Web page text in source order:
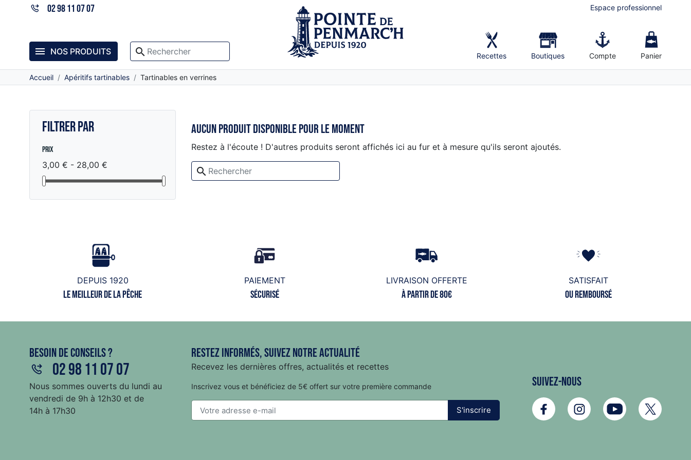
02 98 11 07 07 Espace professionnel
 NOS PRODUITS search Recettes Boutiques Compte Panier
Accueil Apéritifs tartinables Tartinables en verrines
FILTRER PAR
Prix
3,00 € - 28,00 €
Aucun produit disponible pour le moment
Restez à l'écoute ! D'autres produits seront affichés ici au fur et à mesure qu'ils seront ajoutés.
search
DEPUIS 1920
Le meilleur de la pêche
PAIEMENT
Sécurisé
LIVRAISON OFFERTE
à partir de 80€
SATISFAIT
ou remboursé
Besoin de conseils ?
02 98 11 07 07
Nous sommes ouverts du lundi au
vendredi de 9h à 12h30 et de
14h à 17h30
Restez informés, suivez notre actualité
Recevez les dernières offres, actualités et recettes
Inscrivez vous et bénéficiez de 5€ offert sur votre première commande
S'inscrire
Suivez-nous